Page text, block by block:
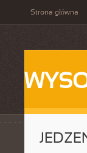
Strona główna